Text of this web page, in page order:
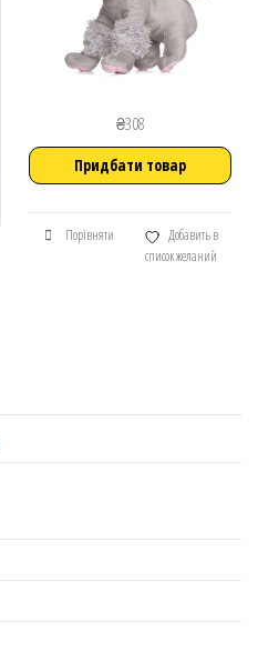
₴308
Придбати товар
Порівняти
Добавить в
список желаний